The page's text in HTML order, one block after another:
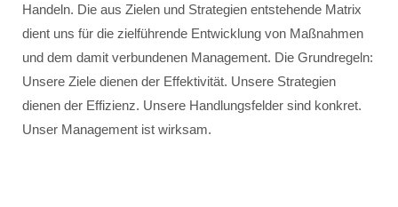
Handeln. Die aus Zielen und Strategien entstehende Matrix
dient uns für die zielführende Entwicklung von Maßnahmen
und dem damit verbundenen Management. Die Grundregeln:
Unsere Ziele dienen der Effektivität. Unsere Strategien
dienen der Effizienz. Unsere Handlungsfelder sind konkret.
Unser Management ist wirksam.